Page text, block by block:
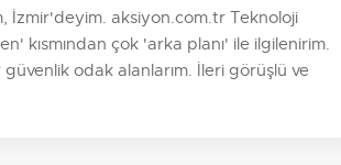
İzmir'deyim. aksiyon.com.tr Teknoloji
kısmından çok 'arka planı' ile ilgilenirim.
odak alanlarım. İleri görüşlü ve